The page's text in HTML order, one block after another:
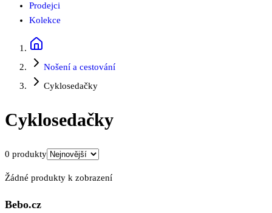
Prodejci
Kolekce
Nošení a cestování
Cyklosedačky
Cyklosedačky
0 produkty
Žádné produkty k zobrazení
Bebo.cz